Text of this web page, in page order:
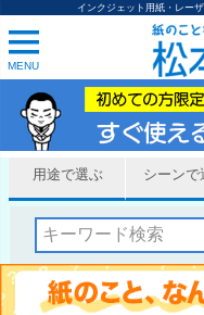
インクジェット用紙・レー
MENU
用途で選ぶ シーンで